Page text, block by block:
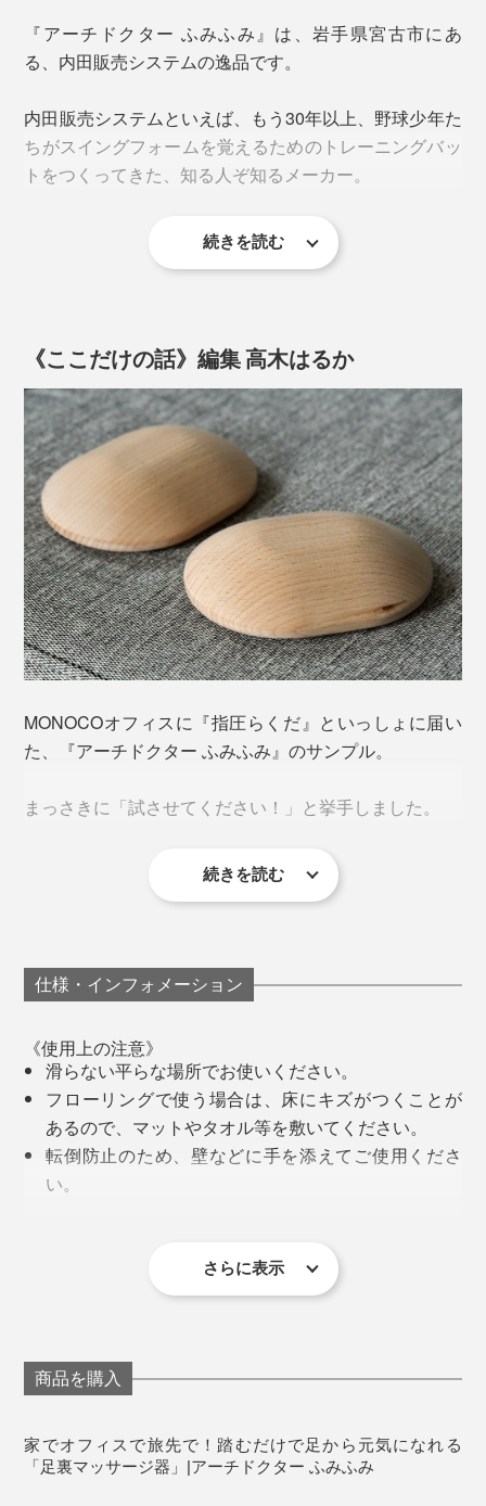
根、かかと……足裏全体をマッサージできます。
コリ固まっていた足が、“ふみふみ”するたびにほぐれて
いって、あぁ、気持ちいい。ダルかった足も、いつの間
にか、軽く感じます。
(3)のストレッチに慣れてきたら、前後だけでなく、左右
にも動いてみましょう。前・右・後・左と、回転するよ
うな動きとともに、こわばった腰がゆるんできます。
“ふみふみ”は全長11.5cm、左右重ねても厚さ6cmのコン
パクトサイズなので、どこでも持ち運べます。
家のリビングや寝室で。オフィスのデスクや休憩室で。
から寝ると、翌日の足の軽さが違います。
『アーチドクター ふみふみ』は、岩手県宮古市にあ
る、内田販売システムの逸品です。
内田販売システムといえば、もう30年以上、野球少年た
ちがスイングフォームを覚えるためのトレーニングバッ
トをつくってきた、知る人ぞ知るメーカー。
体の使い方を覚えるトレーニングバットから、次第に、
林王国・岩手産のブナ材から、熟練の職人たちが削り出
しています。
「凹凸が多い足裏でも、足つぼマッサージのように、ピ
に、“ふみふみ”の山型の頂点は、平面にカットしてあり
ます」（内田販売システム代表・内田広子さん）
ブナは、木材のなかでも硬いので、“ふみふみ”の山型と
平面の境目や、側面といった細部を面取りして、無塗装
ひとつ手で仕上げています。木製バットと同じく、体の
動きと肌になじむように、手仕上げにこだわっているん
続きを読む
《ここだけの話》編集 高木はるか
MONOCOオフィスに『指圧らくだ』といっしょに届い
た、『アーチドクター ふみふみ』のサンプル。
まっさきに「試させてください！」と挙手しました。
最近、疲れが足に来るのか、夕方になると、足指のあた
お風呂上がりに、ハダシで“ふみふみ”したら、ウッ！や
「そこ、揉んでほしかった～」という土踏まずの奥ま
で、心地よい刺激が、ググーッと届いてきます。
仕事の合間にも、足踏みしながら考えごとをしたり、ス
続きを読む
仕様・インフォメーション
《使用上の注意》
滑らない平らな場所でお使いください。
フローリングで使う場合は、床にキズがつくことが
あるので、マットやタオル等を敷いてください。
転倒防止のため、壁などに手を添えてご使用くださ
い。
医師の治療を受けている方や体に異常を感じている
ときは、必ず専門医と相談のうえ使用してくださ
るなどの変形が生じる場合があります。
《商品仕様》
サイズ：（約）全長11.5×幅9×厚さ3cm／1個あたり
さらに表示
商品を購入
家でオフィスで旅先で！踏むだけで足から元気になれる
「足裏マッサージ器」|アーチドクター ふみふみ